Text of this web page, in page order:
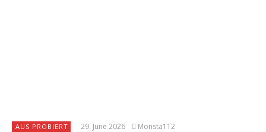
AUS PROBIERT 29. June 2026 Monsta112